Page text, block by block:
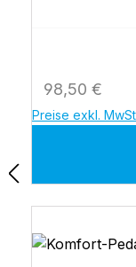
Regulärer
98,50 €
Preise exkl.